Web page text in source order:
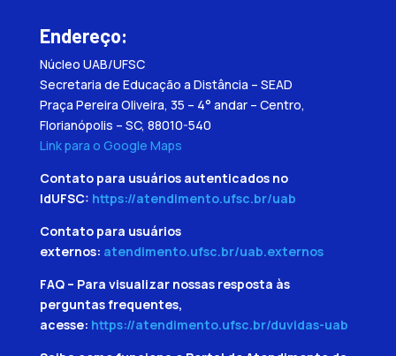
Endereço:
Núcleo UAB/UFSC
Secretaria de Educação a Distância – SEAD
Praça Pereira Oliveira, 35 – 4° andar – Centro,
Florianópolis – SC, 88010-540
Link para o Google Maps
Contato para usuários autenticados no
IdUFSC: https://atendimento.ufsc.br/uab
Contato para usuários
externos: atendimento.ufsc.br/uab.externos
FAQ – Para visualizar nossas resposta às
perguntas frequentes,
acesse: https://atendimento.ufsc.br/duvidas-uab